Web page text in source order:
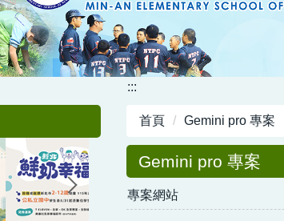
:::
首頁 Gemini pro 專案
Gemini pro 專案
專案網站